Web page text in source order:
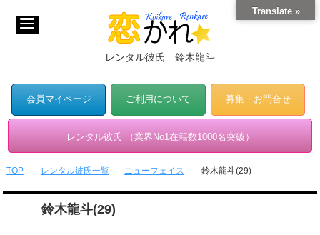
レンタル彼氏 鈴木龍斗
会員マイページ ご利用について 募集・お問合せ
レンタル彼氏 （業界No1在籍数1000名突破）
TOP レンタル彼氏一覧 ニューフェイス 鈴木龍斗(29)
鈴木龍斗(29)
Translate »